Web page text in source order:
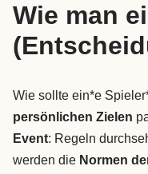
Wie man
Wie sollte ein*e
persönlichen Zielen
Event: Regeln
werden die Normen